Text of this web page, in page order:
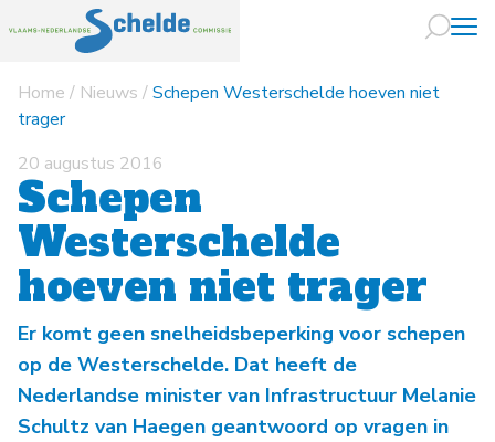
Naar
Home / Nieuws /Schepen Westerschelde hoeven niet
trager
20 augustus 2016
Schepen
Westerschelde
hoeven niet trager
Er komt geen snelheidsbeperking voor schepen
op de Westerschelde. Dat heeft de
Nederlandse minister van Infrastructuur Melanie
Schultz van Haegen geantwoord op vragen in